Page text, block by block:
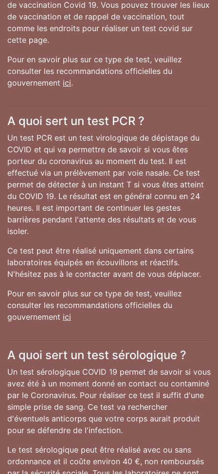
de vaccination Covid 19. Vous pouvez trouver les lieux
de vaccination et de rappel de vaccination, tout
comme les endroits pour réaliser un test covid sur
cette page.
Pour en savoir plus sur ce type de test, veuillez
consulter les recommandations officielles du
gouvernement ici.
A quoi sert un test PCR ?
Un test PCR est un test virologique de dépistage du
COVID et qui va permettre de savoir si vous êtes
porteur du coronavirus au moment du test. Il est
effectué via un prélèvement par voie nasale. Ce test
permet de détecter à un instant T si vous êtes atteint
du COVID 19. Le résultat est en général connu en 24
heures. Il est important de continuer les gestes
barrières pendant l'attente des résultats et de vous
isoler.
Ce test peut être réalisé uniquement dans certains
laboratoires équipés en écouvillons et réactifs.
N'hésitez pas à le contacter avant de vous déplacer.
Pour en savoir plus sur ce type de test, veuillez
consulter les recommandations officielles du
gouvernement ici
A quoi sert un test sérologique ?
Un test sérologique COVID 19 permet de savoir si vous
avez été à un moment donné en contact ou contaminé
par le Coronavirus. Pour réaliser ce test il suffit d'une
simple prise de sang. Ce test va rechercher
d'éventuels anticorps que votre corps aurait produit
pour se défendre de l'infection.
Le test sérologique peut être réalisé avec ou sans
ordonnance et il coûte environ 40 €, non remboursés